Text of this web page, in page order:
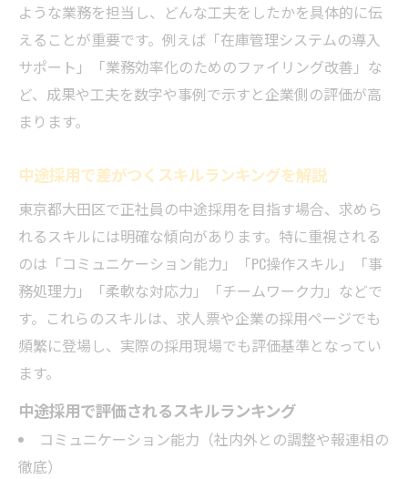
ような業務を担当し、どんな工夫をしたかを具体的に伝
えることが重要です。例えば「在庫管理システムの導入
サポート」「業務効率化のためのファイリング改善」な
ど、成果や工夫を数字や事例で示すと企業側の評価が高
まります。
中途採用で差がつくスキルランキングを解説
東京都大田区で正社員の中途採用を目指す場合、求めら
れるスキルには明確な傾向があります。特に重視される
のは「コミュニケーション能力」「PC操作スキル」「事
務処理力」「柔軟な対応力」「チームワーク力」などで
す。これらのスキルは、求人票や企業の採用ページでも
頻繁に登場し、実際の採用現場でも評価基準となってい
ます。
中途採用で評価されるスキルランキング
コミュニケーション能力（社内外との調整や報連相の
徹底）